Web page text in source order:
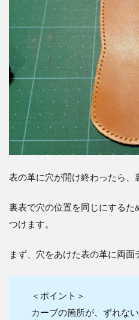
表の革に穴が開け終わったら、
裏表で穴の位置を同じにするた
つけます。
まず、穴をあけた表の革に両面
＜ポイント＞
カーブの箇所が、ずれな